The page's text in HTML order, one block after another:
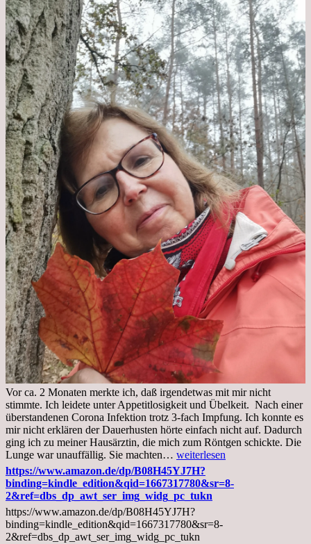
Vor ca. 2 Monaten merkte ich, daß irgendetwas mit mir nicht
stimmte. Ich leidete unter Appetitlosigkeit und Übelkeit. Nach einer
überstandenen Corona Infektion trotz 3-fach Impfung. Ich konnte es
mir nicht erklären der Dauerhusten hörte einfach nicht auf. Dadurch
ging ich zu meiner Hausärztin, die mich zum Röntgen schickte. Die
Lunge war unauffällig. Sie machten… Mittwoch,
02.11.2022,
Arztgespräch
und
Diagnose
Lebermetastasen
weiterlesen
https://www.amazon.de/dp/B08H45YJ7H?
binding=kindle_edition&qid=1667317780&sr=8-
2&ref=dbs_dp_awt_ser_img_widg_pc_tukn
https://www.amazon.de/dp/B08H45YJ7H?
binding=kindle_edition&qid=1667317780&sr=8-
2&ref=dbs_dp_awt_ser_img_widg_pc_tukn